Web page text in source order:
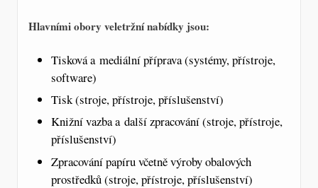
Hlavními obory veletržní nabídky jsou:
Tisková a mediální příprava (systémy, přístroje,
software)
Tisk (stroje, přístroje, příslušenství)
Knižní vazba a další zpracování (stroje, přístroje,
příslušenství)
Zpracování papíru včetně výroby obalových
prostředků (stroje, přístroje, příslušenství)